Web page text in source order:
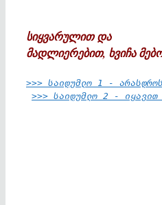
სიყვარულით და
მადლიერებით, ხვიჩა
>>> საიდუმლო 1 -
>>> საიდუმლო 2 - იყავით